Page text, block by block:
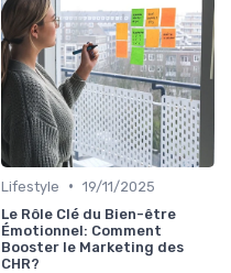
Lifestyle • 19/11/2025
Le Rôle Clé du Bien-être
Émotionnel: Comment
Booster le Marketing des
CHR?